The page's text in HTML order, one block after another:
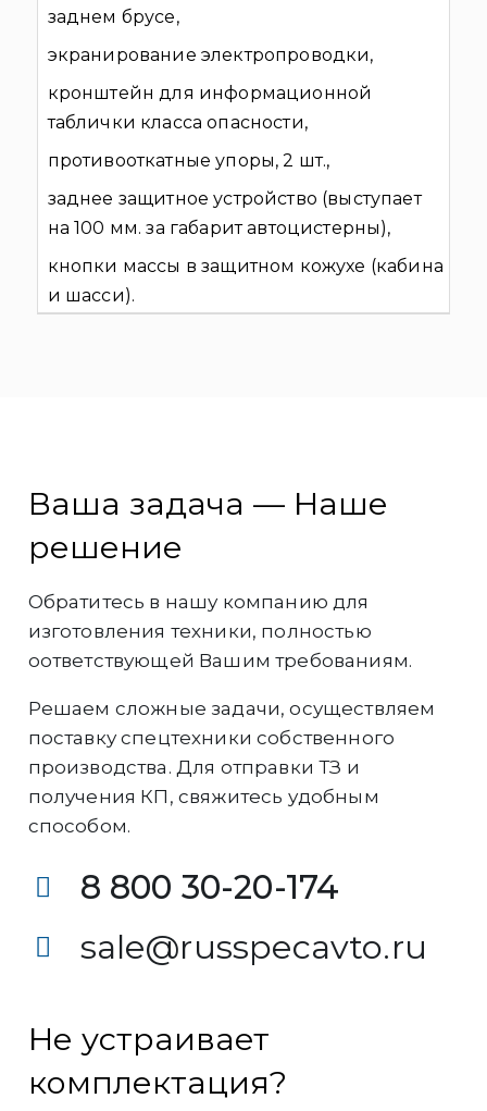
заднем брусе,
экранирование электропроводки,
кронштейн для информационной
таблички класса опасности,
противооткатные упоры, 2 шт.,
заднее защитное устройство (выступает
на 100 мм. за габарит автоцистерны),
кнопки массы в защитном кожухе (кабина
и шасси).
Ваша задача — Наше
решение
Обратитесь в нашу компанию для
изготовления техники, полностью
оответствующей Вашим требованиям.
Решаем сложные задачи, осуществляем
поставку спецтехники собственного
производства. Для отправки ТЗ и
получения КП, свяжитесь удобным
способом.
8 800 30-20-174
sale@russpecavto.ru
Не устраивает
комплектация?